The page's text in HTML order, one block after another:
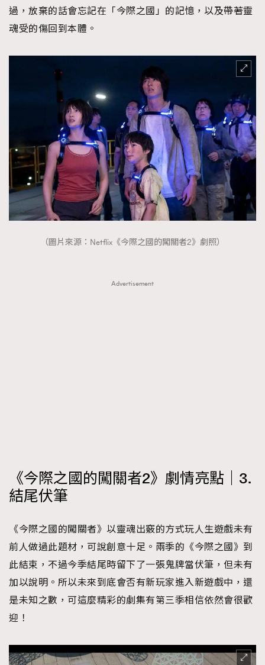
TRENDING
過，放棄的話會忘記在「今際之國」的記憶，以及帶著靈
魂受的傷回到本體。
（圖片來源：Netflix《今際之國的闖關者2》劇照）
Advertisement
《今際之國的闖關者2》劇情亮點｜3.
結尾伏筆
《今際之國的闖關者》以靈魂出竅的方式玩人生遊戲未有
前人做過此題材，可說創意十足。兩季的《今際之國》到
此結束，不過今季結尾時留下了一張鬼牌當伏筆，但未有
加以說明。所以未來到底會否有新玩家進入新遊戲中，還
是未知之數，可這麼精彩的劇集有第三季相信依然會很歡
迎！